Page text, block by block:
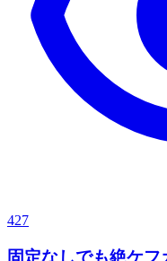
427
固定なしでも絶ケ